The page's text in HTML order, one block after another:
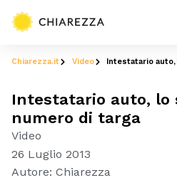
Chiarezza.it Video Intestatario
Intestatario auto, lo
numero di targa
Video
26 Luglio 2013
Autore: Chiarezza